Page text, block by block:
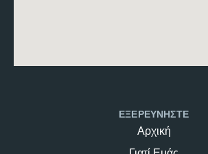
ΕΞΕΡΕΥΝΗΣΤΕ
Αρχική